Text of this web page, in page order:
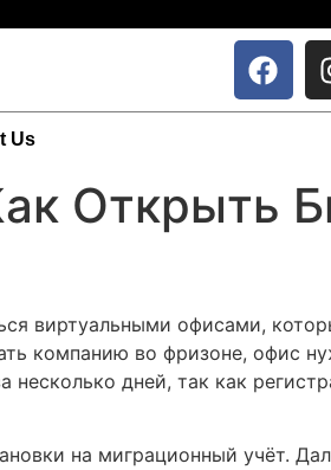
Us
Открыть
виртуальными офисами,
компанию во фризоне, офис
дней, так как
на миграционный учёт.